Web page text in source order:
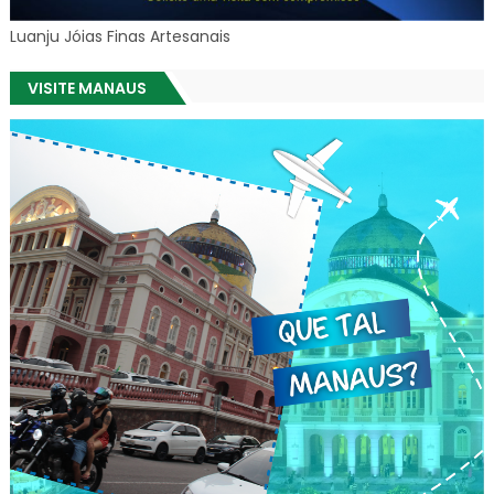
Luanju Jóias Finas Artesanais
VISITE MANAUS